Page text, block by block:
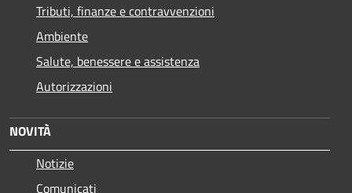
Tributi, finanze e contravvenzioni
Ambiente
Salute, benessere e assistenza
Autorizzazioni
NOVITÀ
Notizie
Comunicati